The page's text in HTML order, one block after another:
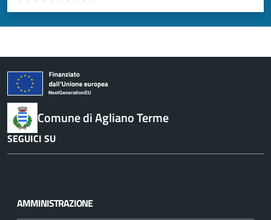
Valuta 5 stelle su 5
Valuta 4 stelle su 5
Valuta 3 stelle su 5
Valuta 2 stelle su 5
Valuta 1 stelle su 5
Comune di Agliano Terme
SEGUICI SU
c
s
AMMINISTRAZIONE